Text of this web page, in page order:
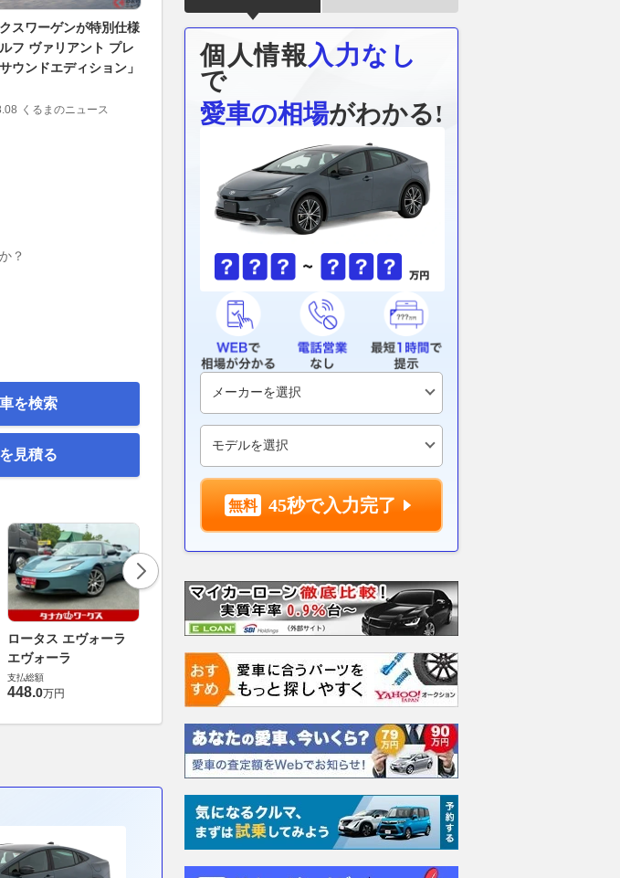
スワーゲンが特別仕様
フ ヴァリアント プレ
ウンドエディション」
くるまのニュース
【見逃し厳禁】漆黒の4気筒発
売から200馬力ハブステアイン
プレまで! カワサキファン必見
の7月注目ニュースまとめ
2026.08.08 WEBヤングマシン
「これは本当に勘弁してほし
い……」日常のドライブで誰も
が一度は遭遇する身勝手な運転
2026.08.08 ベストカーWeb
？
を検索
見積る
ロータス エヴォーラ
エヴォーラ
支払総額
448.0万円
ダイハツ ムーヴキャン
バス 660 ストライプス
9 万円
アストンマーティン
V8 ヴァンテージ スポ
ーツシフト
支払総額
589.0万円
ホンダ NSX 3.0
支払総額
898
個人情報 入力なし
で
愛車の相場がわかる!
45秒で入力完了